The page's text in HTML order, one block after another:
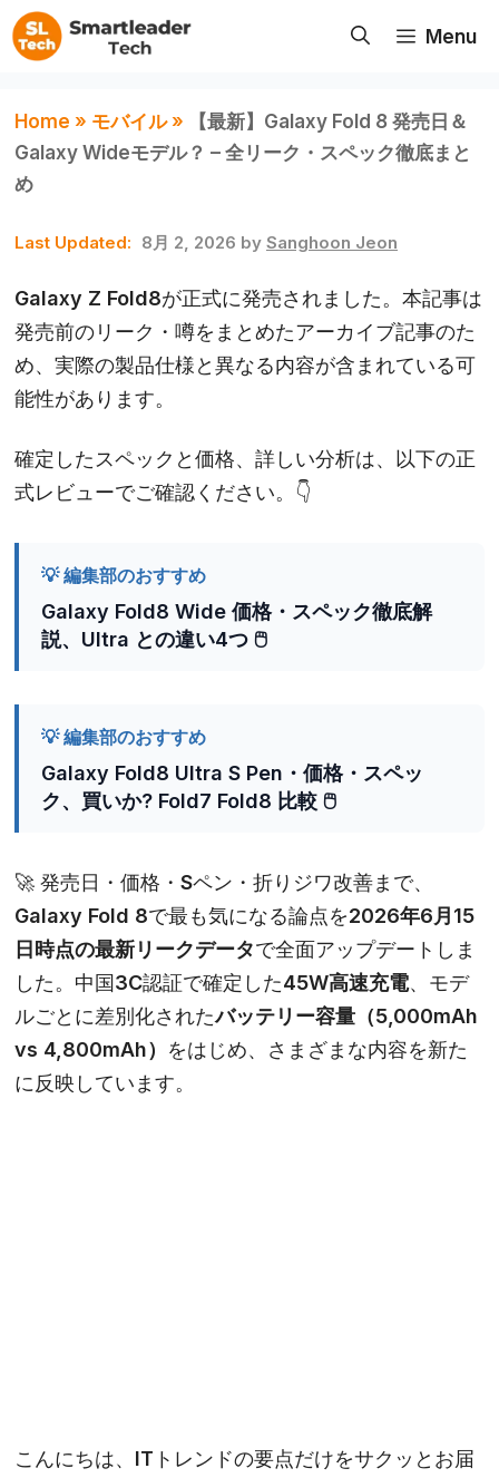
コ
ン
ン
ツ
へ
キ
Menu
Home » モバイル»
【最新】Galaxy Fold 8 発売日＆
Galaxy Wideモデル？ – 全リーク・スペック徹底まと
め
8月 2, 2026 by Sanghoon Jeon
Galaxy Z Fold8が正式に発売されました。本記事は
発売前のリーク・噂をまとめたアーカイブ記事のた
め、実際の製品仕様と異なる内容が含まれている可
能性があります。
確定したスペックと価格、詳しい分析は、以下の正
式レビューでご確認ください。👇
💡 編集部のおすすめ
Galaxy Fold8 Wide 価格・スペック徹底解
説、Ultra との違い4つ 🖱️
💡 編集部のおすすめ
Galaxy Fold8 Ultra S Pen・価格・スペッ
ク、買いか? Fold7 Fold8 比較 🖱️
🚀 発売日・価格・Sペン・折りジワ改善まで、
Galaxy Fold 8で最も気になる論点を2026年6月15
日時点の最新リークデータで全面アップデートしま
した。中国3C認証で確定した45W高速充電、モデ
ルごとに差別化されたバッテリー容量（5,000mAh
vs 4,800mAh） をはじめ、さまざまな内容を新た
に反映しています。
こんにちは、ITトレンドの要点だけをサクッとお届